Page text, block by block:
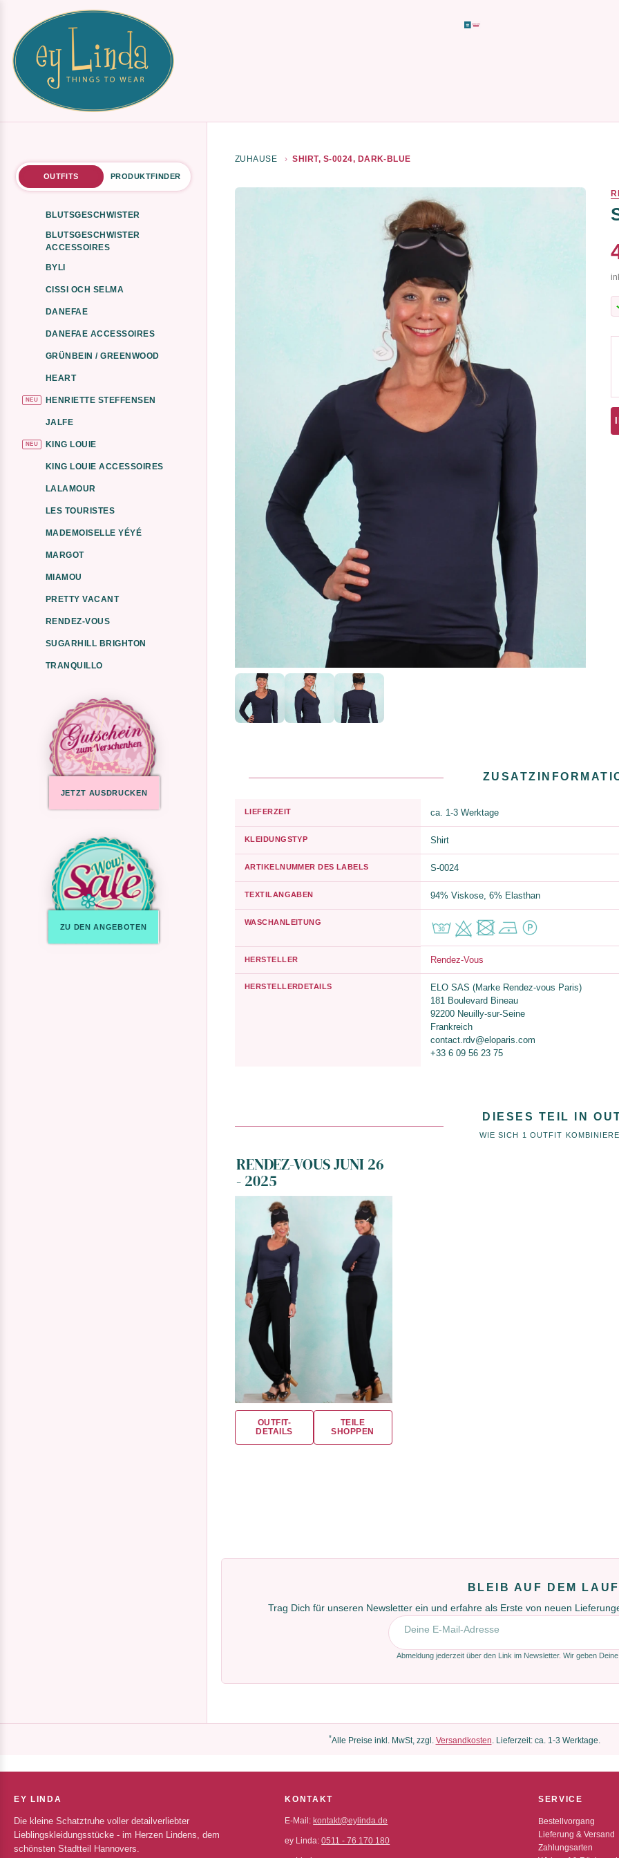
OUTFITS PRODUKTFINDER
BLUTSGESCHWISTER
BLUTSGESCHWISTER
ACCESSOIRES
BYLI
CISSI OCH SELMA
DANEFAE
DANEFAE ACCESSOIRES
GRÜNBEIN / GREENWOOD
HEART
NEU HENRIETTE STEFFENSEN
JALFE
NEU KING LOUIE
KING LOUIE ACCESSOIRES
LALAMOUR
LES TOURISTES
MADEMOISELLE YÉYÉ
MARGOT
MIAMOU
PRETTY VACANT
RENDEZ-VOUS
SUGARHILL BRIGHTON
TRANQUILLO
JETZT AUSDRUCKEN
ZU DEN ANGEBOTEN
ZUHAUSE SHIRT, S-0024, DARK-BLUE
LIEFERZEIT ca. 1-3 Werktage
KLEIDUNGSTYP Shirt
ARTIKELNUMMER DES LABELS S-0024
TEXTILANGABEN 94% Viskose, 6% Elasthan
WASCHANLEITUNG
HERSTELLER Rendez-Vous
HERSTELLERDETAILS
ELO SAS (Marke Rendez-vous Paris)
181 Boulevard Bineau
92200 Neuilly-sur-Seine
Frankreich
contact.rdv@eloparis.com
+33 6 09 56 23 75
DIESES TEIL IN
WIE SICH 1 OUTFIT
RENDEZ-VOUS JUNI 26
- 2025
OUTFIT-
DETAILS
TEILE
SHOPPEN
BLEIB AUF DEM
Trag Dich für unseren Newsletter ein und erfahre als Erste von neuen
E-Mail-Adresse
Abmeldung jederzeit über den Link im Newsletter. Wir geben
*Alle Preise inkl. MwSt, zzgl. Versandkosten. Lieferzeit: ca. 1-3 Werktage.
EY LINDA
Die kleine Schatztruhe voller detailverliebter
Lieblingskleidungsstücke - im Herzen Lindens, dem
schönsten Stadtteil Hannovers.
KONTAKT
E-Mail: kontakt@eylinda.de
ey Linda:0511 - 76 170 180
SERVICE
Bestellvorgang
Lieferung & Versand
Zahlungsarten